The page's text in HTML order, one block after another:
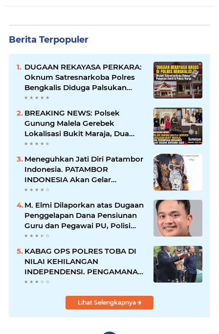
Berita Terpopuler
DUGAAN REKAYASA PERKARA:
Oknum Satresnarkoba Polres
Bengkalis Diduga Palsukan
Barang Bukti Hingga Paksa
BREAKING NEWS: Polsek
Gunung Malela Gerebek
Lokalisasi Bukit Maraja, Dua
Perempuan Menangis Saat
Diciduk Bersama Sabu
Meneguhkan Jati Diri Patambor
Indonesia. PATAMBOR
INDONESIA Akan Gelar
RAKERNAS II Di Jakarta.
M. Elmi Dilaporkan atas Dugaan
Penggelapan Dana Pensiunan
Guru dan Pegawai PU, Polisi
Pastikan Proses Hukum
KABAG OPS POLRES TOBA DI
NILAI KEHILANGAN
INDEPENDENSI. PENGAMANAN
PENEMBOKAN TANAH DI
Lihat Selengkapnya